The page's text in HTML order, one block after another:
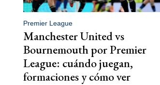
Premier League
Manchester United vs
Bournemouth por Premier
League: cuándo juegan,
formaciones y cómo ver